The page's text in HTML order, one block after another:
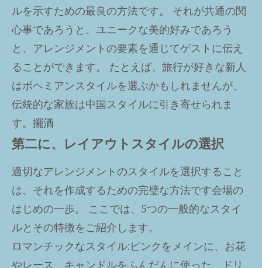
ルを示すための最良の方法です。 それが共通の関
心事であろうと、ユニークな美的好みであろう
と、アレンジメントの要素を通じてゲストに伝え
ることができます。 たとえば、旅行が好きな新人
はボヘミアンスタイルを選ぶかもしれませんが、
伝統的な家族は中国スタイルに引き寄せられま
す。 擺酒
第二に、レイアウトスタイルの選択
適切なアレンジメントのスタイルを選択すること
は、それを作成するための完璧な方法です会場の
はじめの一歩。 ここでは、5つの一般的なスタイ
ルとその特徴をご紹介します。
ロマンチックなスタイル:ピンクをメインに、お花
やレース、キャンドルをふんだんに使った、ドリ